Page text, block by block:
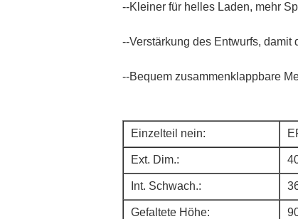
--Kleiner für helles Laden, mehr
--Verstärkung des Entwurfs,
--Bequem zusammenklappbare
Einzelteil nein:
Ext. Dim.:
Int. Schwach.:
Gefaltete Höhe: